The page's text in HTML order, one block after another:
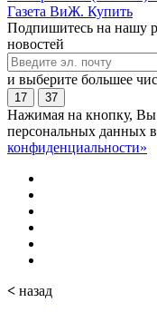
Газета ВиЖ. Купить
Подпишитесь на нашу
новостей
и выберите большее
17 37
Нажимая на кнопку, Вы
персональных данных в
конфиденциальности»
< назад